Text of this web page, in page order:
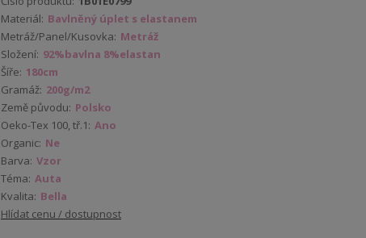
Materiál: Bavlněný úplet s elastanem
Metráž/Panel/Kusovka: Metráž
Složení: 92%bavlna 8%elastan
Šíře: 180cm
Gramáž: 200g/m2
Země původu: Polsko
Oeko-Tex 100, tř.1: Ano
Organic: Ne
Barva: Vzor
Téma: Auta
Kvalita: Bella
Hlídat cenu / dostupnost